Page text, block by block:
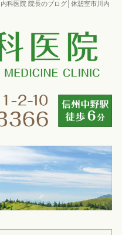
科医院 院長のブログ│休憩室市川内